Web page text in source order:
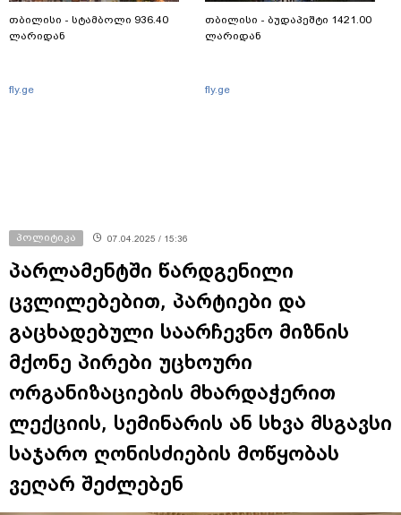
თბილისი - სტამბოლი 936.40
ლარიდან
fly.ge
თბილისი - ბუდაპეშტი 1421.00
ლარიდან
fly.ge
პოლიტიკა 07.04.2025 / 15:36
პარლამენტში წარდგენილი
ცვლილებებით, პარტიები და
გაცხადებული საარჩევნო მიზნის
მქონე პირები უცხოური
ორგანიზაციების მხარდაჭერით
ლექციის, სემინარის ან სხვა მსგავსი
საჯარო ღონისძიების მოწყობას
ვეღარ შეძლებენ